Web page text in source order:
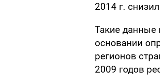
2014 г.
Такие данные
основании
регионов
2009 годов